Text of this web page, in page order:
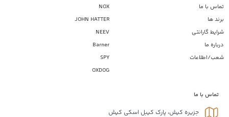
تماس با ما
برند ها
شرایط گارانتی
درباره ما
شعب/اطلاعات
NOX
JOHN HATTER
NEEV
Barner
SPY
OXDOG
تماس با ما
جزیره کیش، پارک کیبل اسکی کیش